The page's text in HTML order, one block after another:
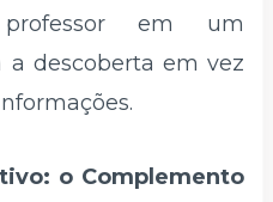
em um
descoberta em vez
o Complemento